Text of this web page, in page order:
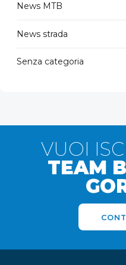
News MTB
News strada
Senza categoria
VUOI
TEAM